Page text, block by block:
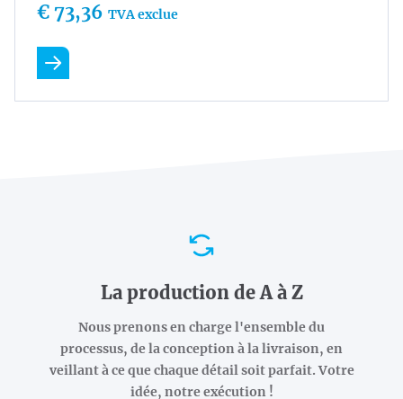
€ 73,36 TVA exclue
En savoir plus
La production de A à Z
Nous prenons en charge l'ensemble du
processus, de la conception à la livraison, en
veillant à ce que chaque détail soit parfait. Votre
idée, notre exécution !